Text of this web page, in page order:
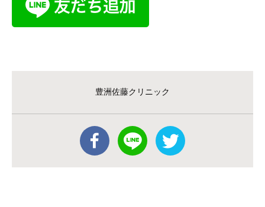
豊洲佐藤クリニック